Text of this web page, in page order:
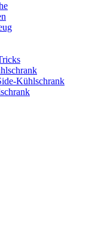
Kühlschrank